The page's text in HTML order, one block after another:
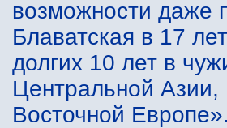
возможности даже
Блаватская в 17
долгих 10 лет в
Центральной
Восточной